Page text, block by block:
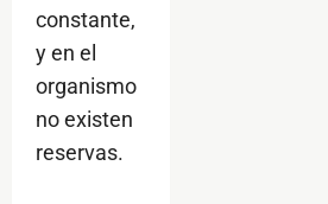
constante,
y en el
organismo
no existen
reservas.